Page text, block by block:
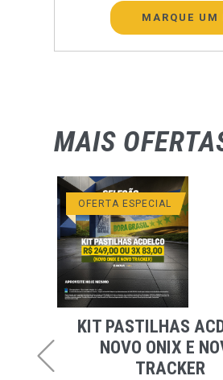
MARQUE UM
MAIS
OFERTA ESPECIAL
KIT PASTILHAS
NOVO ONIX E
TRACKER